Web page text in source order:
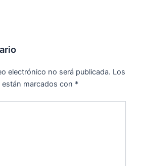
electrónico no será publicada. Los
marcados con *